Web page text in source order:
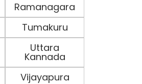
Ramanagara
Tumakuru
Uttara
Kannada
Vijayapura